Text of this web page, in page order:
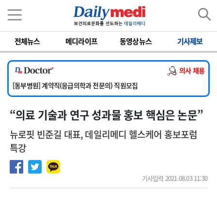
전체뉴스 메디라이프 동영상뉴스 기사제보
의사 채용
[서울아산병원] 2026년 하반기 인턴 모집
[영남대학교의료원] 마취통증의학과 임기제 임상의사 채용
[충남대학교병원] 소아청소년과(소아응급전담) 계약직 의사 공개채용
[동부병원] 계약직(응급의학과 전문의) 직원모집
[이대목동병원] 하반기 전공의(레지던트1년차) 모집
[서울아산병원] 2026년 하반기 인턴 모집
“의료 기술과 연구 성과물 홍보 핵심은 논문”
뉴로핏 빈준길 대표, 데일리메디 헬스케어 홍보포럼
특강
기사입력 2021.08.03 11:30